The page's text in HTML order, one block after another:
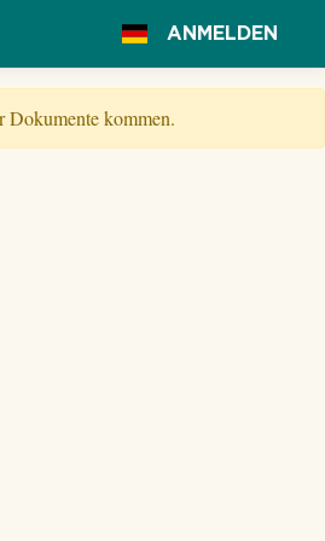
ANMELDEN
Dokumente kommen.